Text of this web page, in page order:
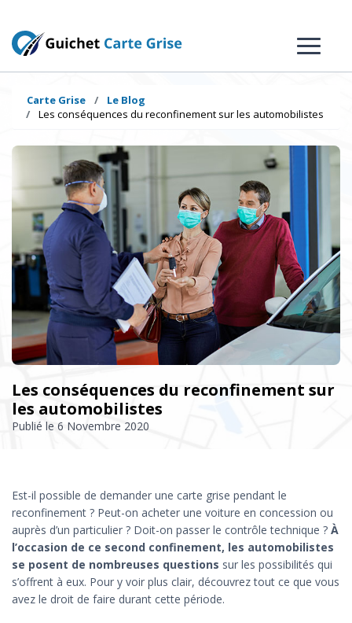
Carte Grise
Le Blog
Les conséquences du reconfinement sur les automobilistes
Les conséquences du reconfinement sur
les automobilistes
Publié le 6 Novembre 2020
Est-il possible de demander une carte grise pendant le
reconfinement ? Peut-on acheter une voiture en concession ou
auprès d’un particulier ? Doit-on passer le contrôle technique ? À
l’occasion de ce second confinement, les automobilistes
se posent de nombreuses questions sur les possibilités qui
s’offrent à eux. Pour y voir plus clair, découvrez tout ce que vous
avez le droit de faire durant cette période.